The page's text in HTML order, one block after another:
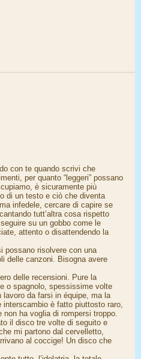
con te quando scrivi che
per quanto “leggeri” possano
è sicuramente più
di un testo e ciò che diventa
infedele, cercare di capire se
tutt’altra cosa rispetto
su un gobbo come le
attento o disattendendo la
possano risolvere con una
delle canzoni. Bisogna avere
delle recensioni. Pure la
o spagnolo, spessissime volte
da farsi in équipe, ma la
è fatto piuttosto raro,
ha voglia di rompersi troppo.
il disco tre volte di seguito e
mi partono dal cervelletto,
al coccige! Un disco che